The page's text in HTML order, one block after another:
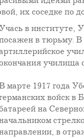
их соседке по
в институте,
в тюрьму. В
училища
марте 1917 года
войск в
на
в